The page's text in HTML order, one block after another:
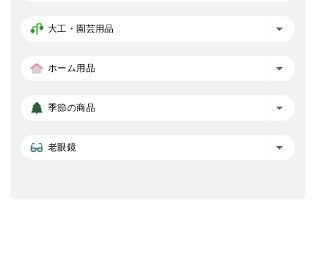
大工・園芸用品
ホーム用品
季節の商品
老眼鏡